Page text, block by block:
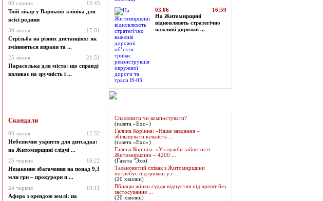
03 серпня
15:45
Твій лікар у Варшаві: клініка для
всієї родини
30 липня
17:01
Стрільба на різних дистанціях: як
змінюються вправи та ...
25 липня
21:51
Парасолька для міста: що справді
впливає на зручність і ...
Скандали
03 липня
12:32
Небезпечне укриття для дитсадка:
на Житомирщині слідчі ...
25 червня
16:22
Незаконне збагачення на понад 9,3
млн грн – прокурори п ...
24 червня
19:11
Афера з орендою землі: на
03.06
16:59
На Житомирщині
відновлюють стратегічно
важливі дорожні ...
Спалювати чи компостувати?
(газета «Ехо»)
Галина Корінна: «Наше завдання –
збільшувати кількість ...
(газета «Ехо»)
Галина Корінна: «У служби зайнятості
Житомирщини – 4200 ...
(Газета "Эхо)
Талановитий співак з Житомирщини
потребує підтримки у г ...
(20 хвилин)
Вбивцю жінки суддя відпустив під арешт без
застосування ...
(20 хвилин)